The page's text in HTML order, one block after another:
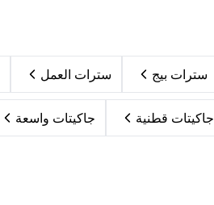
سترات بيج سترات العمل
جاكيتات قطنية جاكيتات واسعة